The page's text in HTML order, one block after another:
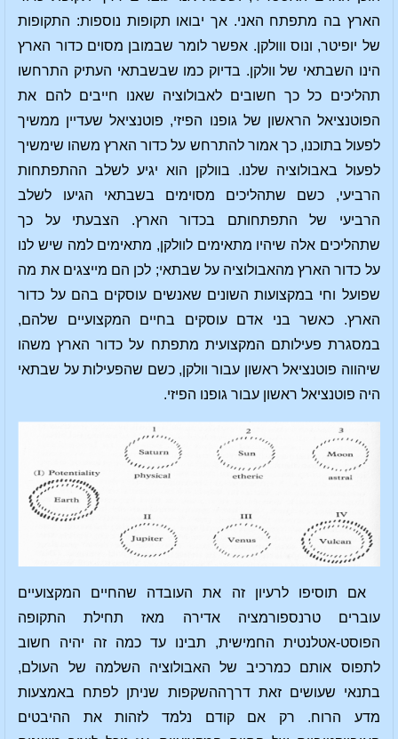
הארץ בה מתפתח האני. אך יבואו תקופות נוספות: התקופות
של יופיטר, ונוס ווולקן. אפשר לומר שבמובן מסוים כדור הארץ
הינו השבתאי של וולקן. בדיוק כמו שבשבתאי העתיק התרחשו
תהליכים כל כך חשובים לאבולוציה שאנו חייבים להם את
הפוטנציאל הראשון של גופנו הפיזי, פוטנציאל שעדיין ממשיך
לפעול בתוכנו, כך אמור להתרחש על כדור הארץ משהו שימשיך
לפעול באבולוציה שלנו. בוולקן הוא יגיע לשלב ההתפתחות
הרביעי, כשם שתהליכים מסוימים בשבתאי הגיעו לשלב
הרביעי של התפתחותם בכדור הארץ. הצבעתי על כך
שתהליכים אלה שיהיו מתאימים לוולקן, מתאימים למה שיש לנו
על כדור הארץ מהאבולוציה על שבתאי; לכן הם מייצגים את מה
שפועל וחי במקצועות השונים שאנשים עוסקים בהם על כדור
הארץ. כאשר בני אדם עוסקים בחיים המקצועיים שלהם,
במסגרת פעילותם המקצועית מתפתח על כדור הארץ משהו
שיהווה פוטנציאל ראשון עבור וולקן, כשם שהפעילות על שבתאי
היה פוטנציאל ראשון עבור גופנו הפיזי.
אם תוסיפו לרעיון זה את העובדה שהחיים המקצועיים
עוברים טרנספורמציה אדירה מאז תחילת התקופה
הפוסט-אטלנטית החמישית, תבינו עד כמה זה יהיה חשוב
לתפוס אותם כמרכיב של האבולוציה השלמה של העולם,
בתנאי שעושים זאת דרךההשקפות שניתן לפתח באמצעות
מדע הרוח. רק אם קודם נלמד לזהות את ההיבטים